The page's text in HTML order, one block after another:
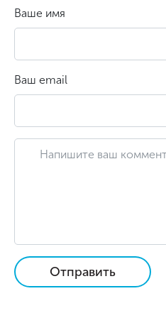
Ваше имя
Ваш email
Отправить